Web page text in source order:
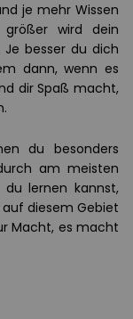
je mehr Wissen
wird dein
Je besser du dich
dann, wenn es
dir Spaß macht,
du besonders
am meisten
lernen kannst,
diesem Gebiet
Macht, es macht